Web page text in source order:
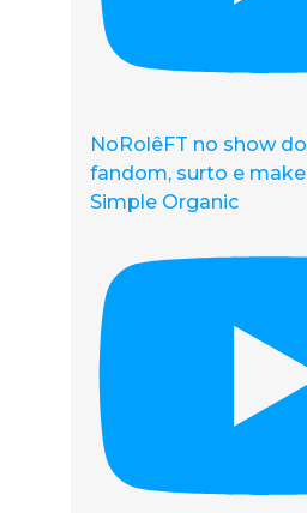
NoRolêFT no show
fandom, surto e
Simple Organic